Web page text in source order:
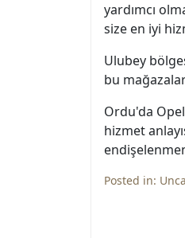
yardımcı
size en iyi
Ulubey
bu
Ordu'da
hizmet
Posted in: